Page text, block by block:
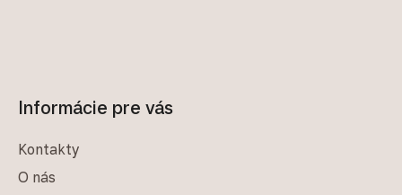
Informácie pre vás
Kontakty
O nás